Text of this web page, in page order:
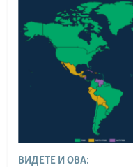
ВИДЕТЕ И ОВА: